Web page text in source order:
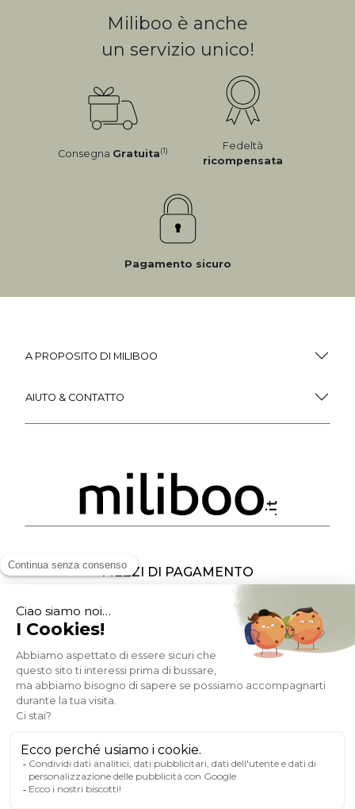
Miliboo è anche
un servizio unico!
Consegna Gratuita(1)
Fedeltà
ricompensata
Pagamento sicuro
A PROPOSITO DI MILIBOO
AIUTO & CONTATTO
MEZZI DI PAGAMENTO
SOCIAL NETWORK
ITALIA